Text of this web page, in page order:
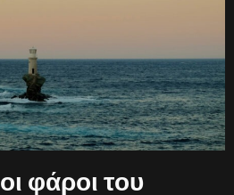
φάροι του